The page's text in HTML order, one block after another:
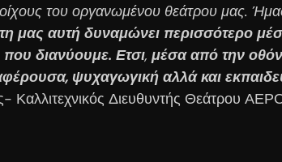
του οργανωμένου θεάτρου μας.
μας αυτή δυναμώνει περισσότερο
διανύουμε. Ετσι, μέσα από την
ψυχαγωγική αλλά και
Καλλιτεχνικός Διευθυντής Θεάτρου